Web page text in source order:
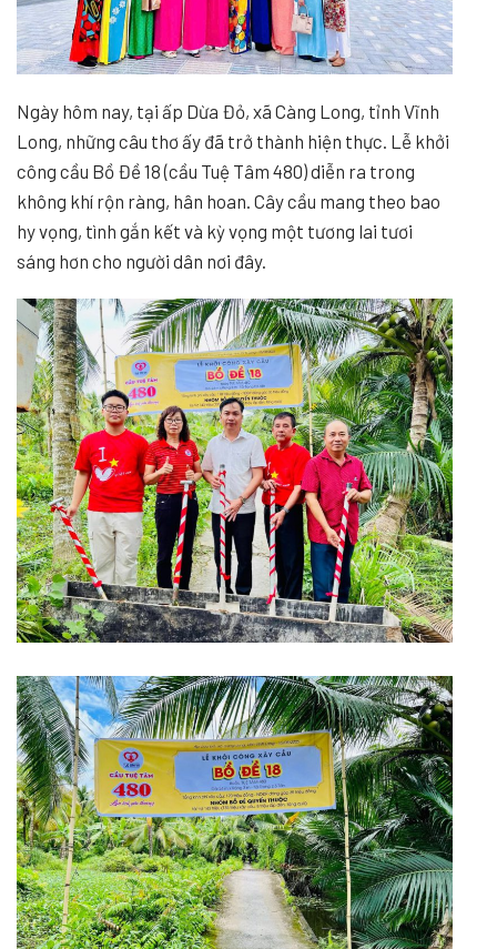
Ngày hôm nay, tại ấp Dừa Đỏ, xã Càng Long, tỉnh Vĩnh
Long, những câu thơ ấy đã trở thành hiện thực. Lễ khởi
công cầu Bồ Đề 18 (cầu Tuệ Tâm 480) diễn ra trong
không khí rộn ràng, hân hoan. Cây cầu mang theo bao
hy vọng, tình gắn kết và kỳ vọng một tương lai tươi
sáng hơn cho người dân nơi đây.